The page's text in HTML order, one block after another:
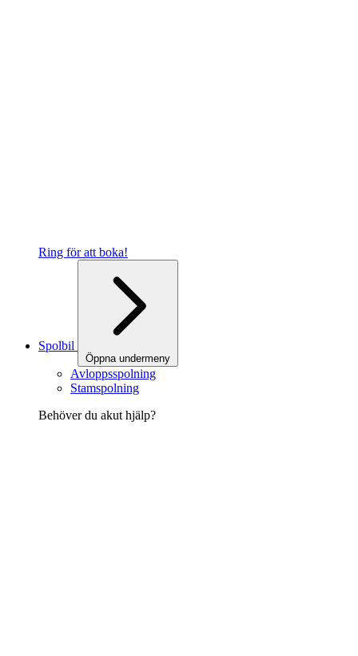
Ring för att boka!
Spolbil
Öppna undermeny
Avloppsspolning
Stamspolning
Behöver du akut hjälp?